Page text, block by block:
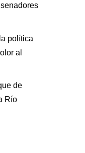
política
al
de
Río